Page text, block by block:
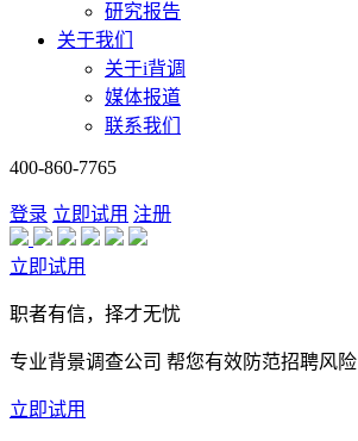
研究报告
关于我们
关于i背调
媒体报道
联系我们
400-860-7765
登录 立即试用 注册
立即试用
职者有信，择才无忧
专业背景调查公司 帮您有效防范招聘风险
立即试用